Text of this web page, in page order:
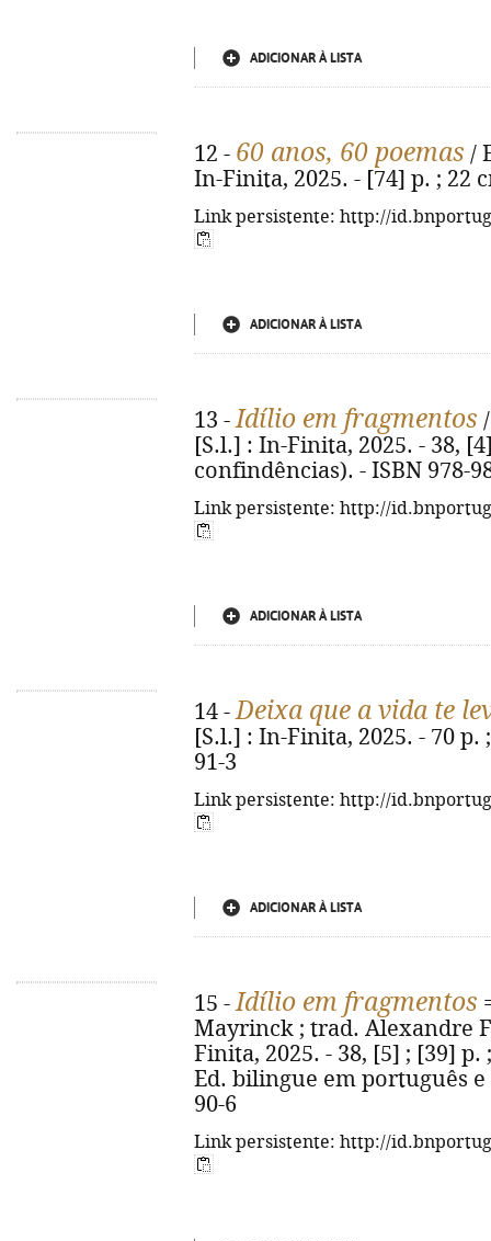
ADICIONAR À LISTA
12 - 60 anos, 60 poemas /
In-Finita, 2025. - [74] p. ; 22
Link persistente: http://
ADICIONAR À LISTA
13 -Idílio em fragmentos
[S.l.] : In-Finita, 2025. - 38,
confindências). - ISBN 978-
Link persistente: http://
ADICIONAR À LISTA
14 -Deixa que a vida te
[S.l.] : In-Finita, 2025. - 70 p.
91-3
Link persistente: http://
ADICIONAR À LISTA
15 -Idílio em fragmentos
Mayrinck ; trad. Alexandre
Finita, 2025. - 38, [5] ; [39]
Ed. bilingue em português e
90-6
Link persistente: http://